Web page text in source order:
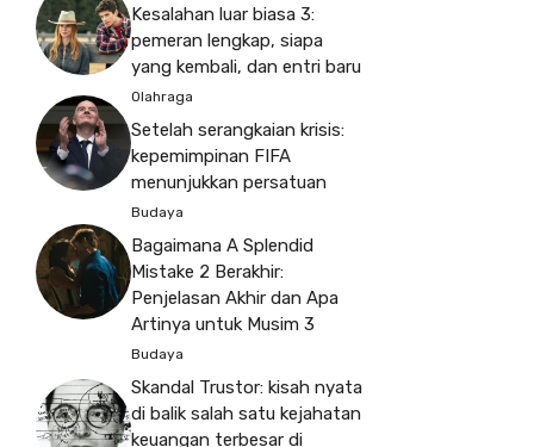
Kesalahan luar biasa 3:
pemeran lengkap, siapa
yang kembali, dan entri baru
Olahraga
Setelah serangkaian krisis:
kepemimpinan FIFA
menunjukkan persatuan
Budaya
Bagaimana A Splendid
Mistake 2 Berakhir:
Penjelasan Akhir dan Apa
Artinya untuk Musim 3
Budaya
Skandal Trustor: kisah nyata
di balik salah satu kejahatan
keuangan terbesar di